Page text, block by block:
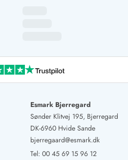
Esmark Bjerregard
Sønder Klitvej 195, Bjerregard
DK-6960 Hvide Sande
bjerregaard@esmark.dk
Tel: 00 45 69 15 96 12